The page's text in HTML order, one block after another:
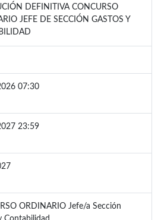
DEFINITIVA CONCURSO
JEFE DE SECCIÓN GASTOS Y
07:30
23:59
ORDINARIO Jefe/a Sección